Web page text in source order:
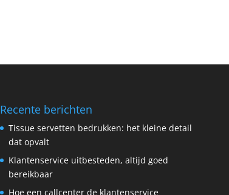
Recente berichten
Tissue servetten bedrukken: het kleine detail
dat opvalt
Klantenservice uitbesteden, altijd goed
bereikbaar
Hoe een callcenter de klantenservice